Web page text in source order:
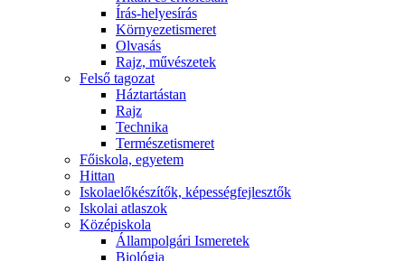
Írás-helyesírás
Környezetismeret
Olvasás
Rajz, művészetek
Felső tagozat
Háztartástan
Rajz
Technika
Természetismeret
Főiskola, egyetem
Hittan
Iskolaelőkészítők, képességfejlesztők
Iskolai atlaszok
Középiskola
Állampolgári Ismeretek
Biológia